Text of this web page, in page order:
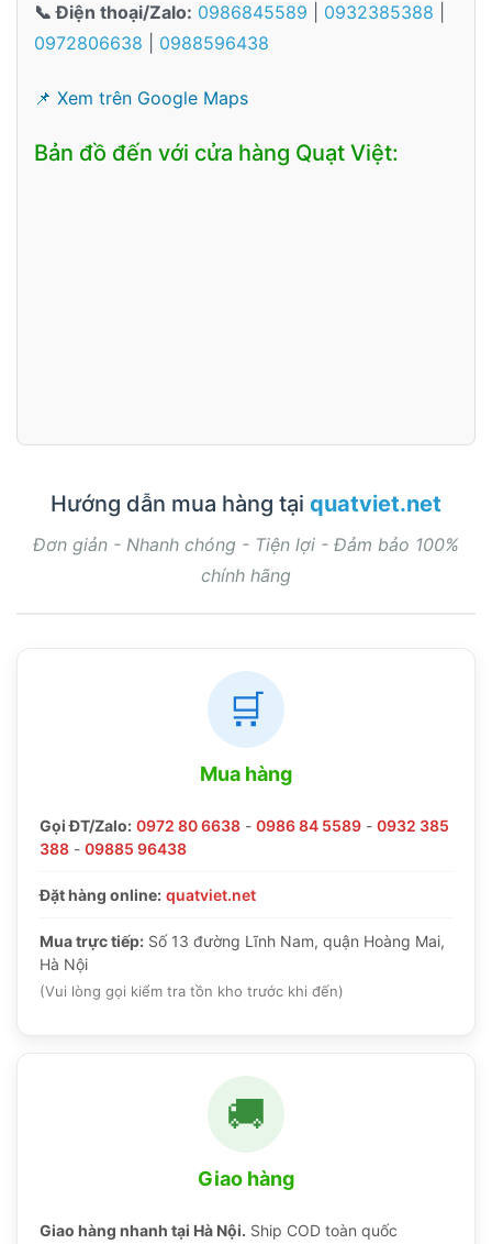
📞 Điện thoại/Zalo: 0986845589 0932385388
0972806638
0988596438
📌 Xem trên Google Maps
Bản đồ đến với cửa hàng Quạt Việt:
Hướng dẫn mua hàng tại quatviet.net
Đơn giản - Nhanh chóng - Tiện lợi - Đảm bảo 100%
chính hãng
🛒
Mua hàng
Gọi ĐT/Zalo: 0972 80 6638 - 0986 84 5589 - 0932 385
388 - 09885 96438
Đặt hàng online: quatviet.net
Mua trực tiếp: Số 13 đường Lĩnh Nam, quận Hoàng Mai,
Hà Nội
(Vui lòng gọi kiểm tra tồn kho trước khi đến)
🚚
Giao hàng
Giao hàng nhanh tại Hà Nội. Ship COD toàn quốc